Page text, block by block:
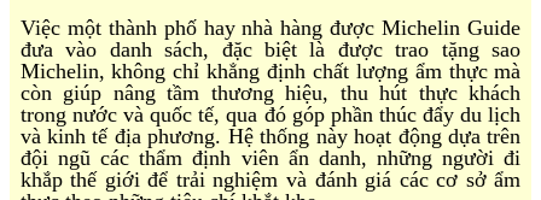
Việc một thành phố hay nhà hàng được Michelin Guide
đưa vào danh sách, đặc biệt là được trao tặng sao
Michelin, không chỉ khẳng định chất lượng ẩm thực mà
còn giúp nâng tầm thương hiệu, thu hút thực khách
trong nước và quốc tế, qua đó góp phần thúc đẩy du lịch
và kinh tế địa phương. Hệ thống này hoạt động dựa trên
đội ngũ các thẩm định viên ẩn danh, những người đi
khắp thế giới để trải nghiệm và đánh giá các cơ sở ẩm